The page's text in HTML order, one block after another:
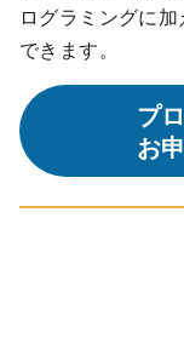
ログラミングに
できます。
プ
お